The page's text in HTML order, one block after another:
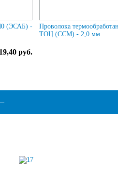
(ЭСАБ) -
руб.
Проволока
ТОЦ (ССМ) - 2,0 мм